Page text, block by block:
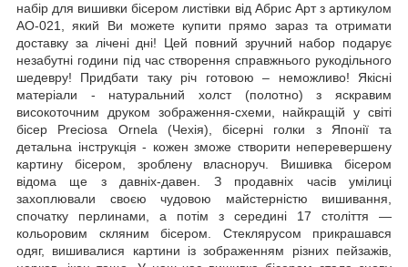
набір для вишивки бісером листівки від Абрис Арт з артикулом
AO-021, який Ви можете купити прямо зараз та отримати
доставку за лічені дні! Цей повний зручний набор подарує
незабутні години під час створення справжнього рукодільного
шедевру! Придбати таку річ готовою – неможливо! Якісні
матеріали - натуральний холст (полотно) з яскравим
високоточним друком зображення-схеми, найкращій у світі
бісер Preciosa Ornela (Чехія), бісерні голки з Японії та
детальна інструкція - кожен зможе створити неперевершену
картину бісером, зроблену власноруч. Вишивка бісером
відома ще з давніх-давен. З продавніх часів умілиці
захоплювали своєю чудовою майстерністю вишивання,
спочатку перлинами, а потім з середині 17 століття —
кольоровим скляним бісером. Стеклярусом прикрашався
одяг, вишивалися картини із зображенням різних пейзажів,